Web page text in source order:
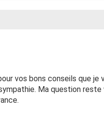
vos bons conseils que je
Ma question reste